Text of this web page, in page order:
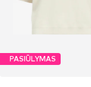
PASIŪLYMAS